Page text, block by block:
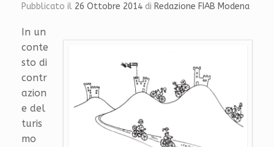
Pubblicato il 26 Ottobre 2014 di Redazione FIAB Modena
In un
conte
sto di
contr
azion
e del
turis
mo